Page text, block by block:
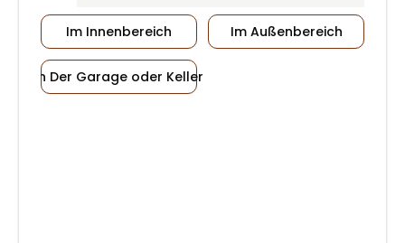
Im Innenbereich Im Außenbereich
In Der Garage oder Keller